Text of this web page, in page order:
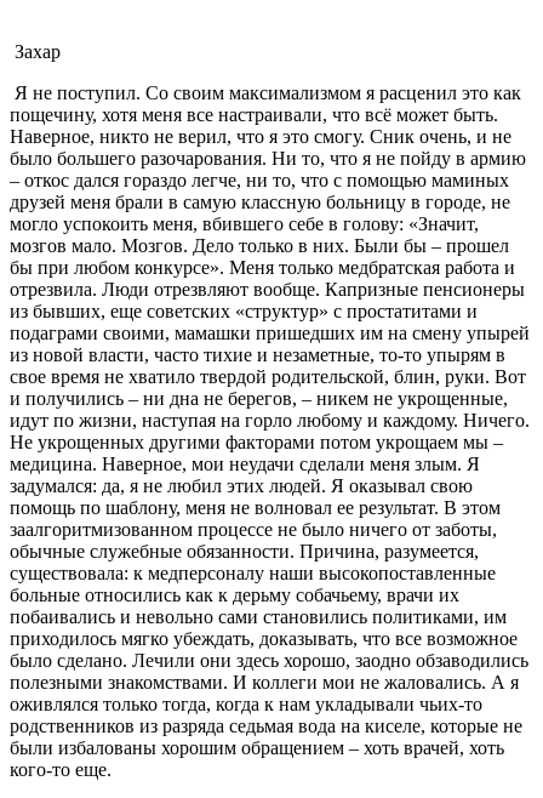
Захар
Я не поступил. Со своим максимализмом я расценил это как
пощечину, хотя меня все настраивали, что всё может быть.
Наверное, никто не верил, что я это смогу. Сник очень, и не
было большего разочарования. Ни то, что я не пойду в армию
– откос дался гораздо легче, ни то, что с помощью маминых
друзей меня брали в самую классную больницу в городе, не
могло успокоить меня, вбившего себе в голову: «Значит,
мозгов мало. Мозгов. Дело только в них. Были бы – прошел
бы при любом конкурсе». Меня только медбратская работа и
отрезвила. Люди отрезвляют вообще. Капризные пенсионеры
из бывших, еще советских «структур» с простатитами и
подаграми своими, мамашки пришедших им на смену упырей
из новой власти, часто тихие и незаметные, то-то упырям в
свое время не хватило твердой родительской, блин, руки. Вот
и получились – ни дна не берегов, – никем не укрощенные,
идут по жизни, наступая на горло любому и каждому. Ничего.
Не укрощенных другими факторами потом укрощаем мы –
медицина. Наверное, мои неудачи сделали меня злым. Я
задумался: да, я не любил этих людей. Я оказывал свою
помощь по шаблону, меня не волновал ее результат. В этом
заалгоритмизованном процессе не было ничего от заботы,
обычные служебные обязанности. Причина, разумеется,
существовала: к медперсоналу наши высокопоставленные
больные относились как к дерьму собачьему, врачи их
побаивались и невольно сами становились политиками, им
приходилось мягко убеждать, доказывать, что все возможное
было сделано. Лечили они здесь хорошо, заодно обзаводились
полезными знакомствами. И коллеги мои не жаловались. А я
оживлялся только тогда, когда к нам укладывали чьих-то
родственников из разряда седьмая вода на киселе, которые не
были избалованы хорошим обращением – хоть врачей, хоть
кого-то еще.